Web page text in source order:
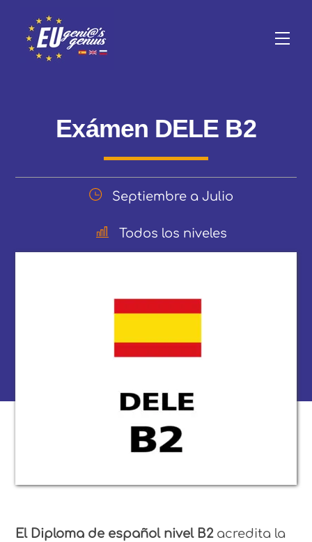
content
Exámen DELE B2
Septiembre a Julio
Todos los niveles
El Diploma de español nivel B2acredita la